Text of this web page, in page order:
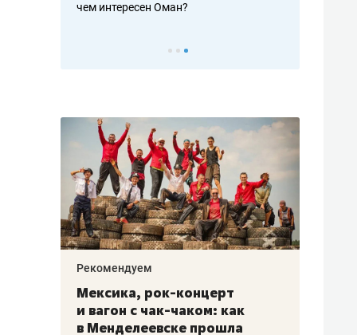
чем интересен Оман?
Рекомендуем
Мексика, рок-концерт
и вагон с чак-чаком: как
в Менделеевске прошла